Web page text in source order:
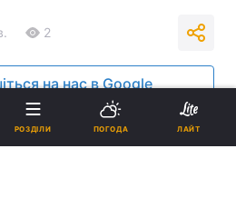
2
на нас в Google
Реклама
РОЗДІЛИ ПОГОДА ЛАЙТ